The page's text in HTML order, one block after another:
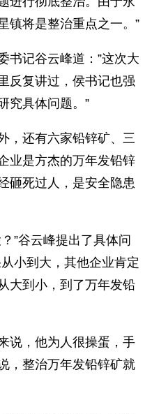
镇将是整治重点之一。”
书记谷云峰道：”这次大
反复讲过，侯书记也强
究具体问题。”
，还有六家铅锌矿、三
业是方杰的万年发铅锌
砸死过人，是安全隐患
”谷云峰提出了具体问
小到大，其他企业肯定
大到小，到了万年发铅
说，他为人很操蛋，手
，整治万年发铅锌矿就